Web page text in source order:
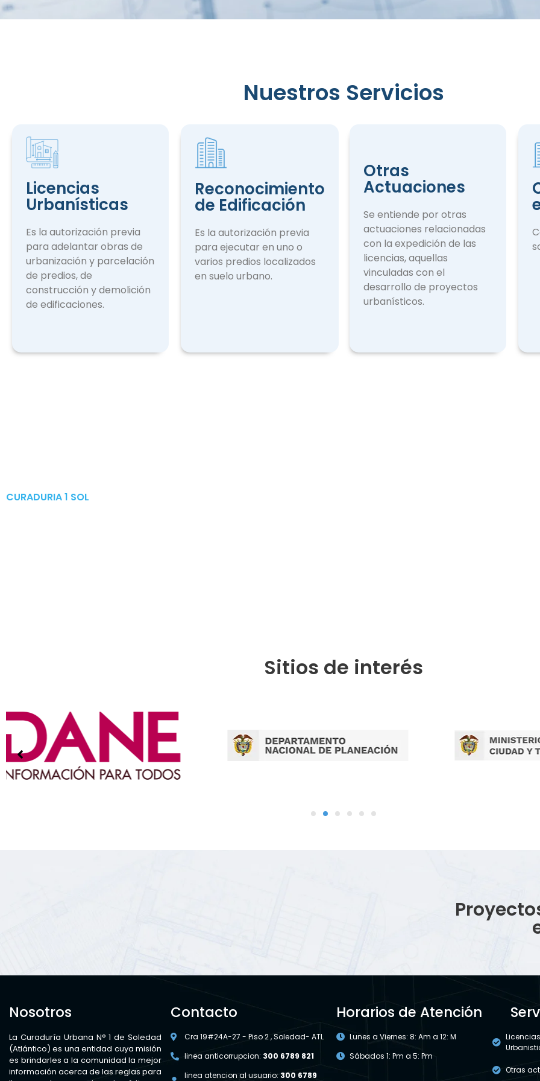
Reconocimiento
de Edificación
Nuestros Servicios
Licencias
Urbanísticas
Es la autorización previa
para adelantar obras de
urbanización y parcelación
de predios, de
construcción y demolición
de edificaciones.
Reconocimiento
de Edificación
Es la autorización previa
para ejecutar en uno o
varios predios localizados
en suelo urbano.
Otras
Actuaciones
Se entiende por otras
actuaciones rela­cionadas
con la expedición de las
licencias, aquellas
vinculadas con el
desarrollo de proyectos
urbanísticos.
CURADURIA 1 SOL
Sitios de interés
Nosotros
La Curaduría Urbana N° 1 de Soledad
(Atlántico) es una entidad cuya misión
es brindarles a la comunidad la mejor
información acerca de las reglas para
Contacto
Cra 19#24A-27 - Piso 2 , Soledad- ATL
linea anticorrupcion: 300 6789 821
linea atencion al usuario:300 6789
Horarios de Atención
Lunes a Viernes: 8: Am a 12: M
Sábados 1: Pm a 5: Pm
Licencias
Otras